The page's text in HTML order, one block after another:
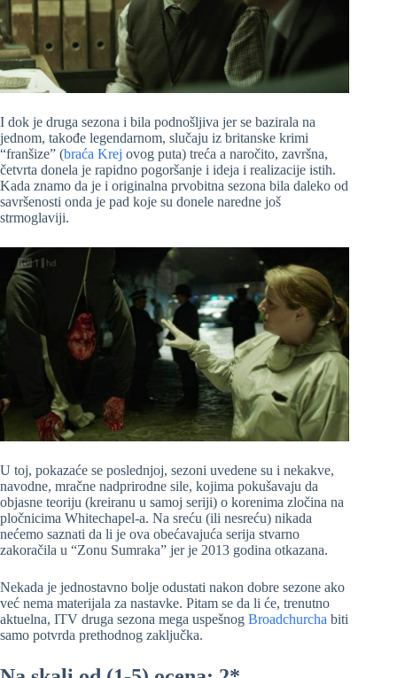
I dok je druga sezona i bila podnošljiva jer se bazirala na
jednom, takođe legendarnom, slučaju iz britanske krimi
“franšize” (braća Krej ovog puta) treća a naročito, završna,
četvrta donela je rapidno pogoršanje i ideja i realizacije istih.
Kada znamo da je i originalna prvobitna sezona bila daleko od
savršenosti onda je pad koje su donele naredne još
strmoglaviji.
U toj, pokazaće se poslednjoj, sezoni uvedene su i nekakve,
navodne, mračne nadprirodne sile, kojima pokušavaju da
objasne teoriju (kreiranu u samoj seriji) o korenima zločina na
pločnicima Whitechapel-a. Na sreću (ili nesreću) nikada
nećemo saznati da li je ova obećavajuća serija stvarno
zakoračila u “Zonu Sumraka” jer je 2013 godina otkazana.
Nekada je jednostavno bolje odustati nakon dobre sezone ako
već nema materijala za nastavke. Pitam se da li će, trenutno
aktuelna, ITV druga sezona mega uspešnog Broadchurcha biti
samo potvrda prethodnog zaključka.